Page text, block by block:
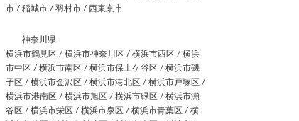
市 / 稲城市 / 羽村市 / 西東京市
神奈川県
横浜市鶴見区 / 横浜市神奈川区 / 横浜市西区 / 横浜
市中区 / 横浜市南区 / 横浜市保土ケ谷区 / 横浜市磯
子区 / 横浜市金沢区 / 横浜市港北区 / 横浜市戸塚区 /
横浜市港南区 / 横浜市旭区 / 横浜市緑区 / 横浜市瀬
谷区 / 横浜市栄区 / 横浜市泉区 / 横浜市青葉区 / 横